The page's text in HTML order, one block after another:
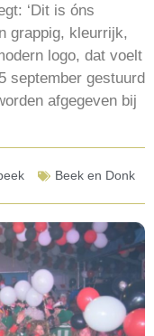
‘Dit is óns
grappig, kleurrijk,
logo, dat voelt
september gestuurd
afgegeven bij
Beek en Donk